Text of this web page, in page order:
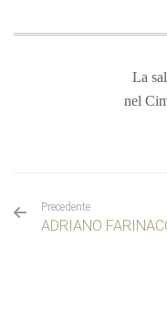
La
nel
Precedente
ADRIANO